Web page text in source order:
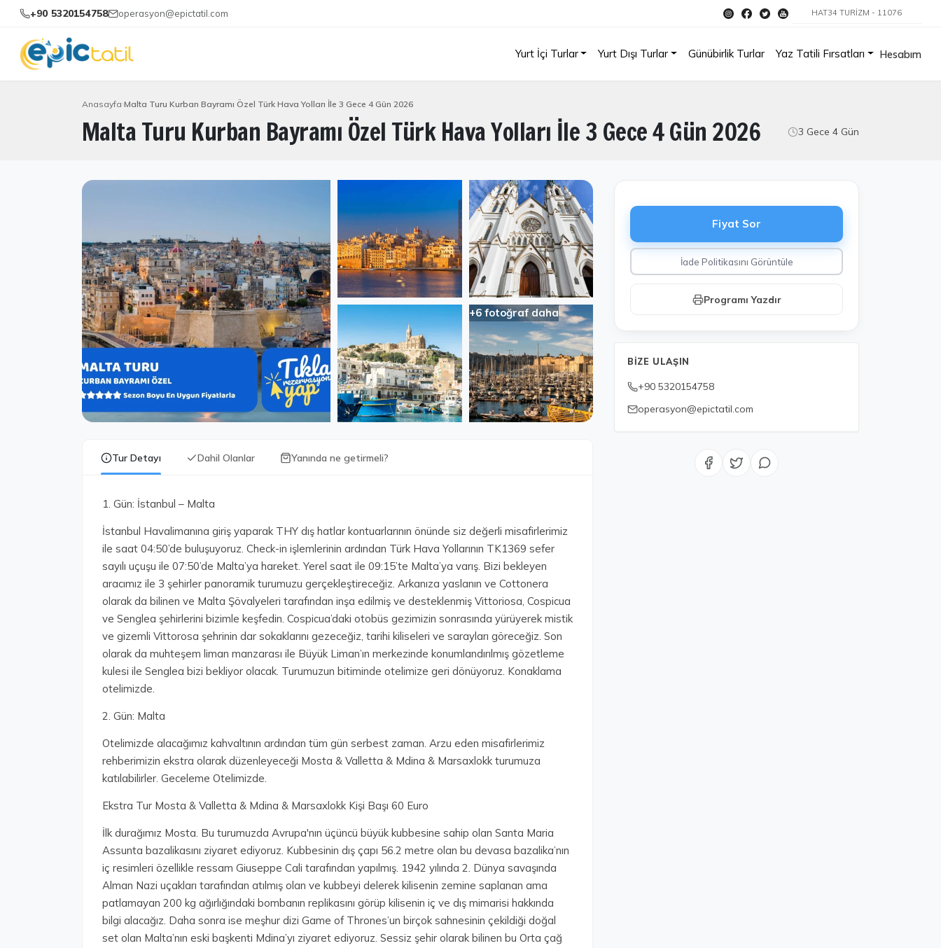
+90 5320154758 operasyon@epictatil.com HAT34 TURİZM - 11076
Yurt İçi Turlar Yurt Dışı Turlar Günübirlik Turlar Yaz Tatili Fırsatları Hesabım
Anasayfa Malta Turu Kurban Bayramı Özel Türk Hava Yolları İle 3 Gece 4 Gün 2026
Malta Turu Kurban Bayramı Özel Türk Hava Yolları İle 3 Gece 4 Gün 2026 3 Gece 4 Gün
+6 fotoğraf daha
Tur Detayı Dahil Olanlar Yanında ne getirmeli?
1. Gün: İstanbul – Malta
İstanbul Havalimanına giriş yaparak THY dış hatlar kontuarlarının önünde siz değerli misafirlerimiz
ile saat 04:50’de buluşuyoruz. Check-in işlemlerinin ardından Türk Hava Yollarının TK1369 sefer
sayılı uçuşu ile 07:50’de Malta’ya hareket. Yerel saat ile 09:15’te Malta’ya varış. Bizi bekleyen
aracımız ile 3 şehirler panoramik turumuzu gerçekleştireceğiz. Arkanıza yaslanın ve Cottonera
olarak da bilinen ve Malta Şövalyeleri tarafından inşa edilmiş ve desteklenmiş Vittoriosa, Cospicua
ve Senglea şehirlerini bizimle keşfedin. Cospicua’daki otobüs gezimizin sonrasında yürüyerek mistik
ve gizemli Vittorosa şehrinin dar sokaklarını gezeceğiz, tarihi kiliseleri ve sarayları göreceğiz. Son
olarak da muhteşem liman manzarası ile Büyük Liman’ın merkezinde konumlandırılmış gözetleme
kulesi ile Senglea bizi bekliyor olacak. Turumuzun bitiminde otelimize geri dönüyoruz. Konaklama
otelimizde.
2. Gün: Malta
Otelimizde alacağımız kahvaltının ardından tüm gün serbest zaman. Arzu eden misafirlerimiz
rehberimizin ekstra olarak düzenleyeceği Mosta & Valletta & Mdina & Marsaxlokk turumuza
katılabilirler. Geceleme Otelimizde.
Ekstra Tur Mosta & Valletta & Mdina & Marsaxlokk Kişi Başı 60 Euro
İlk durağımız Mosta. Bu turumuzda Avrupa'nın üçüncü büyük kubbesine sahip olan Santa Maria
Assunta bazalikasını ziyaret ediyoruz. Kubbesinin dış çapı 56.2 metre olan bu devasa bazalika’nın
iç resimleri özellikle ressam Giuseppe Cali tarafından yapılmış. 1942 yılında 2. Dünya savaşında
Alman Nazi uçakları tarafından atılmış olan ve kubbeyi delerek kilisenin zemine saplanan ama
patlamayan 200 kg ağırlığındaki bombanın replikasını görüp kilisenin iç ve dış mimarisi hakkında
bilgi alacağız. Daha sonra ise meşhur dizi Game of Thrones’un birçok sahnesinin çekildiği doğal
set olan Malta’nın eski başkenti Mdina’yı ziyaret ediyoruz. Sessiz şehir olarak bilinen bu Orta çağ
Fiyat Sor
İade Politikasını Görüntüle
Programı Yazdır
BIZE ULAŞIN
+90 5320154758
operasyon@epictatil.com